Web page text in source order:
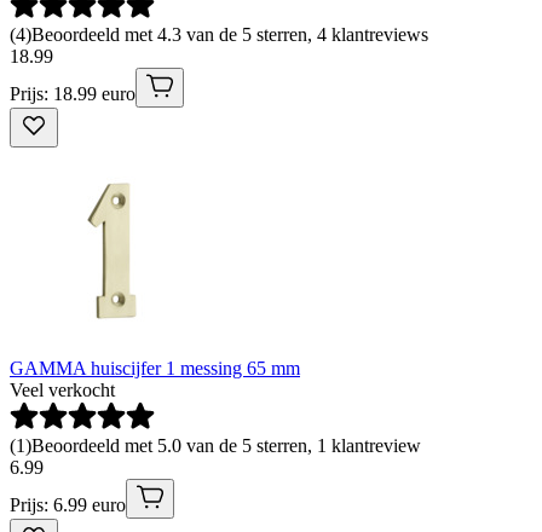
(4)Beoordeeld met 4.3 van de 5 sterren, 4 klantreviews
18.99
Prijs: 18.99 euro
GAMMA huiscijfer 1 messing 65 mm
Veel verkocht
(1)Beoordeeld met 5.0 van de 5 sterren, 1 klantreview
6.99
Prijs: 6.99 euro